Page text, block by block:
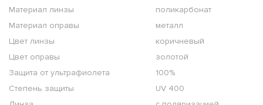
Материал линзы
поликарбонат
Материал оправы
металл
Цвет линзы
коричневый
Цвет оправы
золотой
Защита от ультрафиолета
100%
Степень защиты
UV 400